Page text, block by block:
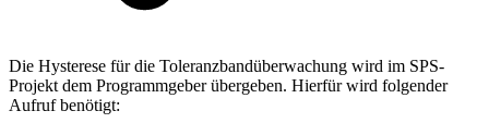
Die Hysterese für die Toleranzbandüberwachung wird im SPS-
Projekt dem Programmgeber übergeben. Hierfür wird folgender
Aufruf benötigt: